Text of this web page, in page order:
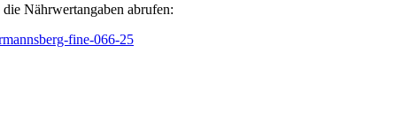
Nährwertangaben abrufen:
fine-066-25